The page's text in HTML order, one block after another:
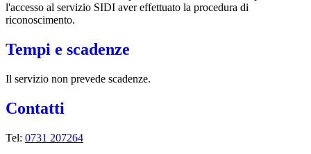
l'accesso al servizio SIDI aver effettuato la procedura di
riconoscimento.
Tempi e scadenze
Il servizio non prevede scadenze.
Contatti
Tel: 0731 207264